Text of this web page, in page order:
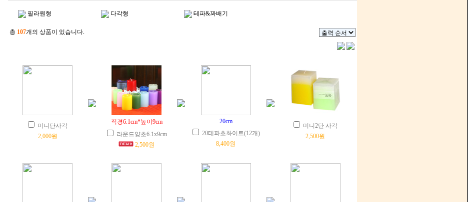
필라원형 다각형 테파&꽈배기
총 107개의 상품이 있습니다.
미니단사각
2,000원
직경6.1cm*높이9cm
라운드양초6.1x9cm
2,500원
20cm
20테파초화이트(12개)
8,400원
미니2단 사각
2,500원